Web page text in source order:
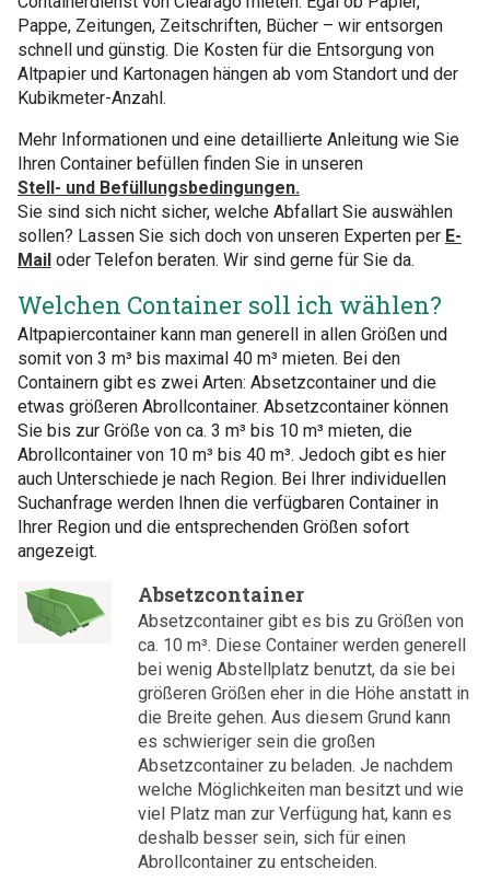
Pappe, Zeitungen, Zeitschriften, Bücher – wir entsorgen
schnell und günstig. Die Kosten für die Entsorgung von
Altpapier und Kartonagen hängen ab vom Standort und der
Kubikmeter-Anzahl.
Mehr Informationen und eine detaillierte Anleitung wie Sie
Ihren Container befüllen finden Sie in unseren
Stell- und Befüllungsbedingungen.
Sie sind sich nicht sicher, welche Abfallart Sie auswählen
sollen? Lassen Sie sich doch von unseren Experten per E-
Mail oder Telefon beraten. Wir sind gerne für Sie da.
Welchen Container soll ich wählen?
Altpapiercontainer kann man generell in allen Größen und
somit von 3 m³ bis maximal 40 m³ mieten. Bei den
Containern gibt es zwei Arten: Absetzcontainer und die
etwas größeren Abrollcontainer. Absetzcontainer können
Sie bis zur Größe von ca. 3 m³ bis 10 m³ mieten, die
Abrollcontainer von 10 m³ bis 40 m³. Jedoch gibt es hier
auch Unterschiede je nach Region. Bei Ihrer individuellen
Suchanfrage werden Ihnen die verfügbaren Container in
Ihrer Region und die entsprechenden Größen sofort
angezeigt.
Absetzcontainer
Absetzcontainer gibt es bis zu Größen von
ca. 10 m³. Diese Container werden generell
bei wenig Abstellplatz benutzt, da sie bei
größeren Größen eher in die Höhe anstatt in
die Breite gehen. Aus diesem Grund kann
es schwieriger sein die großen
Absetzcontainer zu beladen. Je nachdem
welche Möglichkeiten man besitzt und wie
viel Platz man zur Verfügung hat, kann es
deshalb besser sein, sich für einen
Abrollcontainer zu entscheiden.